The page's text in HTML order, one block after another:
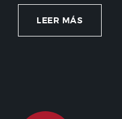
LEER MÁS